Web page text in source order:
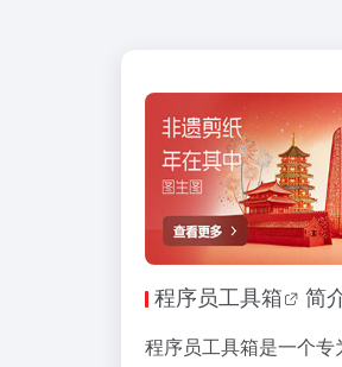
程序员工具箱 简
程序员工具箱是一个